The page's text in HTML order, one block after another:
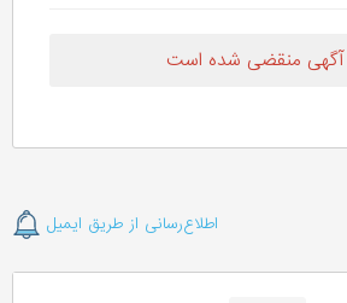
آگهی منقضی شده است
اطلاع‌رسانی از طریق ایمیل